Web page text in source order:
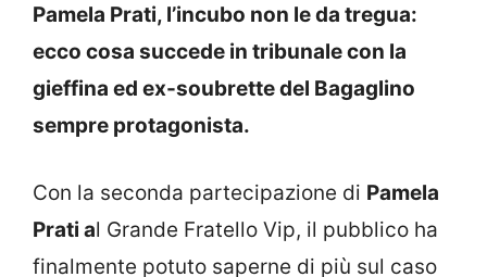
Pamela Prati, l’incubo non le da tregua:
ecco cosa succede in tribunale con la
gieffina ed ex-soubrette del Bagaglino
sempre protagonista.
Con la seconda partecipazione di Pamela
Prati al Grande Fratello Vip, il pubblico ha
finalmente potuto saperne di più sul caso